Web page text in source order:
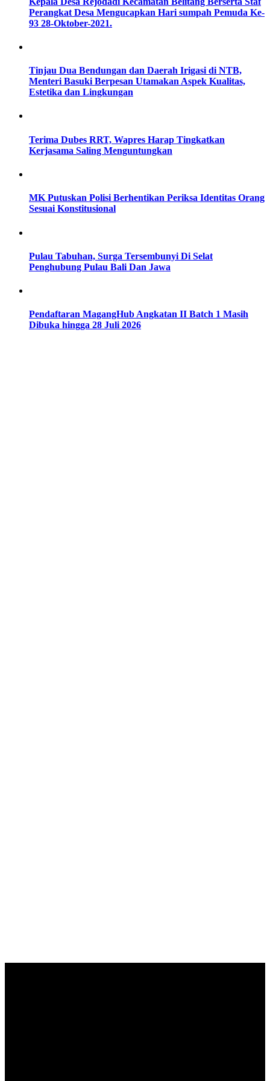
Perangkat Desa Mengucapkan Hari sumpah Pemuda Ke-
93 28-Oktober-2021.
Tinjau Dua Bendungan dan Daerah Irigasi di NTB,
Menteri Basuki Berpesan Utamakan Aspek Kualitas,
Estetika dan Lingkungan
Terima Dubes RRT, Wapres Harap Tingkatkan
Kerjasama Saling Menguntungkan
MK Putuskan Polisi Berhentikan Periksa Identitas Orang
Sesuai Konstitusional
Pulau Tabuhan, Surga Tersembunyi Di Selat
Penghubung Pulau Bali Dan Jawa
Pendaftaran MagangHub Angkatan II Batch 1 Masih
Dibuka hingga 28 Juli 2026